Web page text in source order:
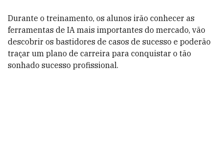
Durante o treinamento, os alunos irão conhecer as
ferramentas de IA mais importantes do mercado, vão
descobrir os bastidores de casos de sucesso e poderão
traçar um plano de carreira para conquistar o tão
sonhado sucesso profissional.